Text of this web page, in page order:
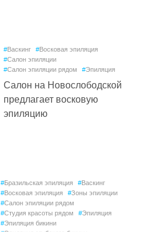
#Васкинг #Восковая эпиляция
#Салон эпиляции
#Салон эпиляции рядом #Эпиляция
Салон на Новослободской
предлагает восковую
эпиляцию
#Бразильская эпиляция #Васкинг
#Восковая эпиляция #Зоны эпиляции
#Салон эпиляции рядом
#Студия красоты рядом #Эпиляция
#Эпиляция бикини